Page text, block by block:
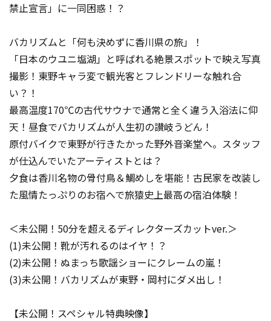
禁止宣言」に一同困惑！？
バカリズムと「何も決めずに香川県の旅」！
「日本のウユニ塩湖」と呼ばれる絶景スポットで映え写真
撮影！東野キャラ変で観光客とフレンドリーな触れ合
い？！
最高温度170℃の古代サウナで通常と全く違う入浴法に仰
天！昼食でバカリズムが人生初の讃岐うどん！
原付バイクで東野が行きたかった野外音楽堂へ。スタッフ
が仕込んでいたアーティストとは？
夕食は香川名物の骨付鳥＆鯛めしを堪能！古民家を改装し
た風情たっぷりのお宿へで旅猿史上最高の宿泊体験！
＜未公開！50分を超えるディレクターズカットver.＞
(1)未公開！靴が汚れるのはイヤ！？
(2)未公開！ぬまっち歌謡ショーにクレームの嵐！
(3)未公開！バカリズムが東野・岡村にダメ出し！
【未公開！スペシャル特典映像】